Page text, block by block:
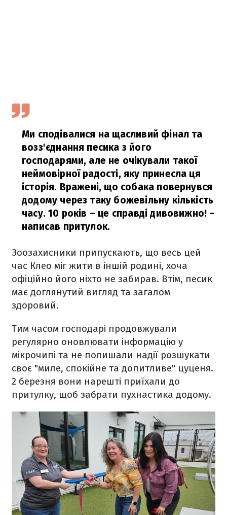
Ми сподівалися на щасливий фінал та
возз'єднання песика з його
господарями, але не очікували такої
неймовірної радості, яку принесла ця
історія. Вражені, що собака повернувся
додому через таку божевільну кількість
часу. 10 років – це справді дивовижно! –
написав притулок.
Зоозахисники припускають, що весь цей
час Клео міг жити в іншій родині, хоча
офіційно його ніхто не забирав. Втім, песик
має доглянутий вигляд та загалом
здоровий.
Тим часом господарі продовжували
регулярно оновлювати інформацію у
мікрочипі та не полишали надії розшукати
своє "миле, спокійне та допитливе" цуценя.
2 березня вони нарешті приїхали до
притулку, щоб забрати пухнастика додому.